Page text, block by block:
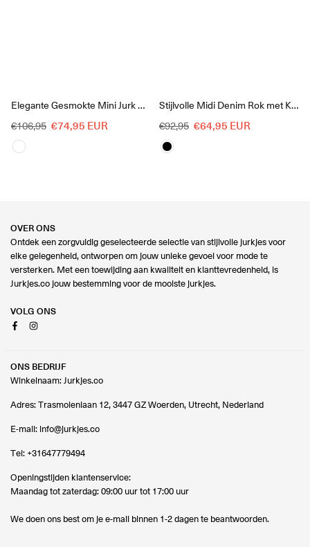
Elegante Gesmokte Mini Jurk met Kraag
Reguliere
prijs
€106,95 €74,95 EUR
Stijlvolle Midi Denim Rok met Knoopsluiting
Reguliere
prijs
€92,95 €64,95 EUR
OVER ONS
Ontdek een zorgvuldig geselecteerde selectie van stijlvolle jurkjes voor
elke gelegenheid, ontworpen om jouw unieke gevoel voor mode te
versterken. Met een toewijding aan kwaliteit en klanttevredenheid, is
Jurkjes.co jouw bestemming voor de mooiste jurkjes.
VOLG ONS
FacebookInstagram
ONS BEDRIJF
Winkelnaam: Jurkjes.co
Adres: Trasmolenlaan 12, 3447 GZ Woerden, Utrecht, Nederland
E-mail: info@jurkjes.co
Tel: +31647779494
Openingstijden klantenservice:
Maandag tot zaterdag: 09:00 uur tot 17:00 uur
We doen ons best om je e-mail binnen 1-2 dagen te beantwoorden.